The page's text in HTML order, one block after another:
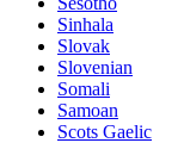
Sinhala
Slovak
Slovenian
Somali
Samoan
Scots Gaelic